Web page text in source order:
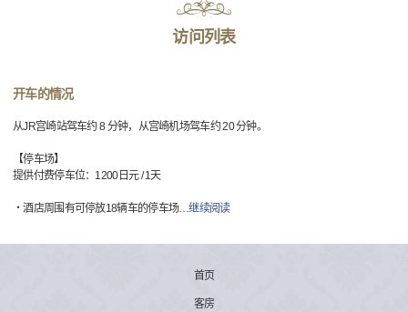
访问列表
开车的情况
从JR宫崎站驾车约 8 分钟，从宫崎机场驾车约 20 分钟。
【停车场】
提供付费停车位：1200日元 / 1天
・酒店周围有可停放18辆车的停车场…继续阅读
首页
客房